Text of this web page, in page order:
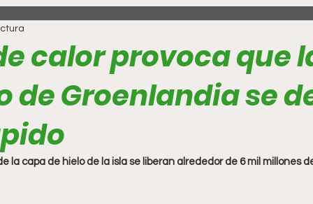
Literatura Internacional Moda Cine
Espectáculos
calor provoca que
de Groenlandia se
la capa de hielo de la isla se liberan alrededor de 6 mil millones